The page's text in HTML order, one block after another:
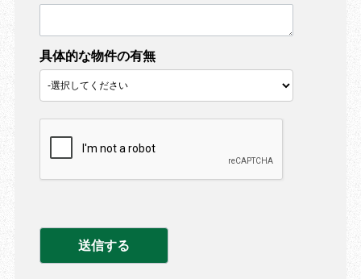
具体的な物件の有無